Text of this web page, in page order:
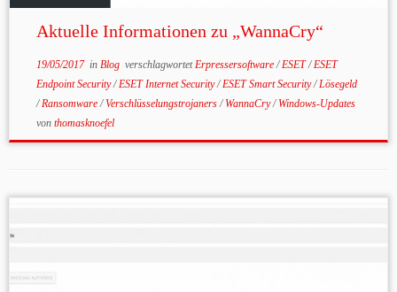
Aktuelle Informationen zu „WannaCry“
19/05/2017in Blog verschlagwortetErpressersoftware/ESET/ESET
Endpoint Security/ESET Internet Security/ESET Smart Security/Lösegeld
/Ransomware/Verschlüsselungstrojaners/ WannaCry/ Windows-Updates
von thomasknoefel